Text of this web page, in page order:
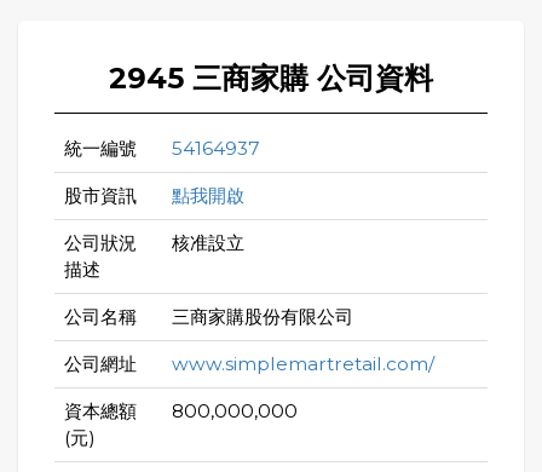
2945 三商家購 公司資料
統一編號 54164937
股市資訊 點我開啟
公司狀況
描述
核准設立
公司名稱 三商家購股份有限公司
公司網址 www.simplemartretail.com/
資本總額
(元)
800,000,000